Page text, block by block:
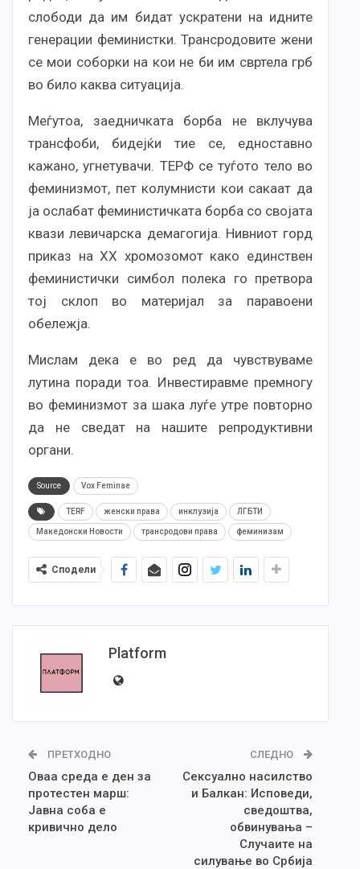
слободи да им бидат ускратени на идните
генерации феминистки. Трансродовите жени
се мои соборки на кои не би им свртела грб
во било каква ситуација.
Меѓутоа, заедничката борба не вклучува
трансфоби, бидејќи тие се, едноставно
кажано, угнетувачи. ТЕРФ се туѓото тело во
феминизмот, пет колумнисти кои сакаат да
ја ослабат феминистичката борба со својата
квази левичарска демагогија. Нивниот горд
приказ на ХХ хромозомот како единствен
феминистички симбол полека го претвора
тој склоп во материјал за паравоени
обележја.
Мислам дека е во ред да чувствуваме
лутина поради тоа. Инвестиравме премногу
во феминизмот за шака луѓе утре повторно
да не сведат на нашите репродуктивни
органи.
Source Vox Feminae
TERF женски права инклузија ЛГБТИ
Македонски Новости трансродови права феминизам
Сподели
Platform
ПРЕТХОДНО
Оваа среда е ден за
протестен марш:
Јавна соба е
кривично дело
СЛЕДНО
Сексуално насилство
и Балкан: Исповеди,
сведоштва,
обвинувања –
Случаите на
силување во Србија